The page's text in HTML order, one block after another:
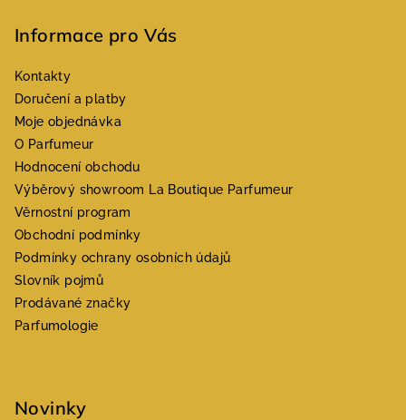
Informace pro Vás
Kontakty
Doručení a platby
Moje objednávka
O Parfumeur
Hodnocení obchodu
Výběrový showroom La Boutique Parfumeur
Věrnostní program
Obchodní podmínky
Podmínky ochrany osobních údajů
Slovník pojmů
Prodávané značky
Parfumologie
Novinky